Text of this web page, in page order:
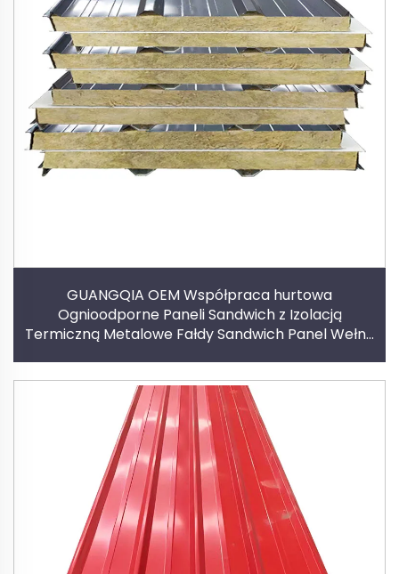
GUANGQIA OEM Współpraca hurtowa
Ognioodporne Paneli Sandwich z Izolacją
Termiczną Metalowe Fałdy Sandwich Panel Wełna